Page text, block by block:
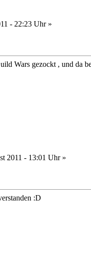
- 22:23 Uhr »
Wars gezockt , und da
2011 - 13:01 Uhr »
:D